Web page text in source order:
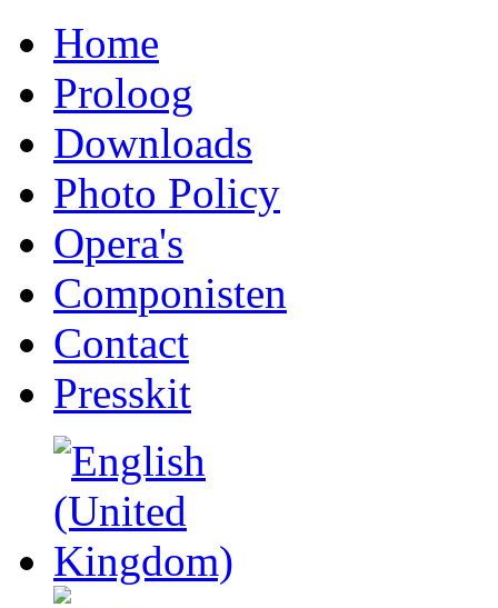
Home
Proloog
Downloads
Photo Policy
Opera's
Componisten
Contact
Presskit